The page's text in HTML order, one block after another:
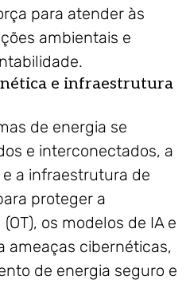
para atender às
ambientais e
e infraestrutura
de energia se
e interconectados, a
a infraestrutura de
proteger a
os modelos de IA e
ameaças cibernéticas,
de energia seguro e